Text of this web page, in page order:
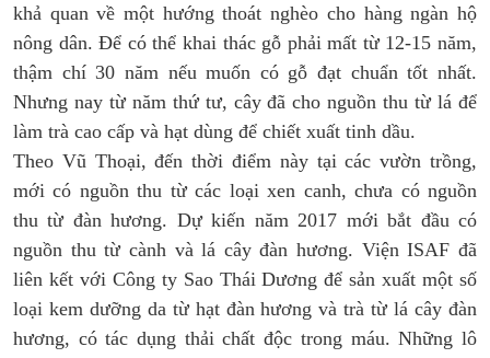
khả quan về một hướng thoát nghèo cho hàng ngàn hộ
nông dân. Để có thể khai thác gỗ phải mất từ 12-15 năm,
thậm chí 30 năm nếu muốn có gỗ đạt chuẩn tốt nhất.
Nhưng nay từ năm thứ tư, cây đã cho nguồn thu từ lá để
làm trà cao cấp và hạt dùng để chiết xuất tinh dầu.
Theo Vũ Thoại, đến thời điểm này tại các vườn trồng,
mới có nguồn thu từ các loại xen canh, chưa có nguồn
thu từ đàn hương. Dự kiến năm 2017 mới bắt đầu có
nguồn thu từ cành và lá cây đàn hương. Viện ISAF đã
liên kết với Công ty Sao Thái Dương để sản xuất một số
loại kem dưỡng da từ hạt đàn hương và trà từ lá cây đàn
hương, có tác dụng thải chất độc trong máu. Những lô